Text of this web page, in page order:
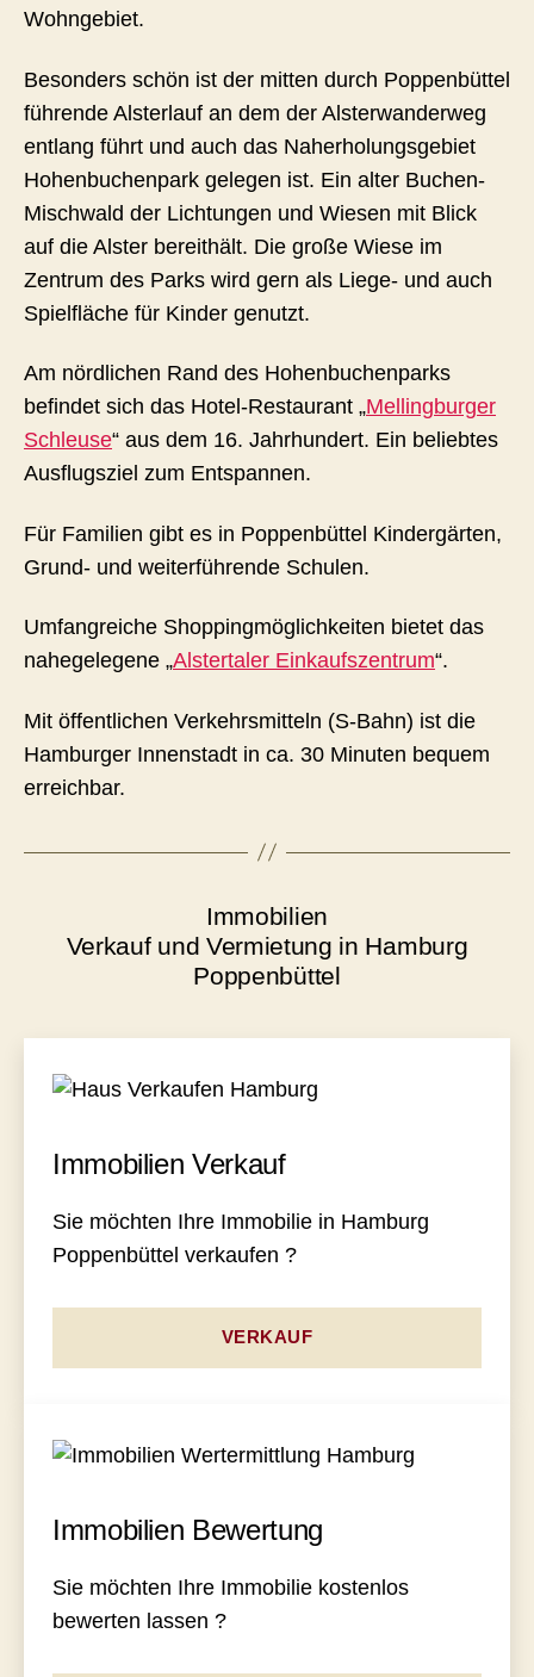
Wohngebiet.
Besonders schön ist der mitten durch Poppenbüttel
führende Alsterlauf an dem der Alsterwanderweg
entlang führt und auch das Naherholungsgebiet
Hohenbuchenpark gelegen ist. Ein alter Buchen-
Mischwald der Lichtungen und Wiesen mit Blick
auf die Alster bereithält. Die große Wiese im
Zentrum des Parks wird gern als Liege- und auch
Spielfläche für Kinder genutzt.
Am nördlichen Rand des Hohenbuchenparks
befindet sich das Hotel-Restaurant „Mellingburger
Schleuse“ aus dem 16. Jahrhundert. Ein beliebtes
Ausflugsziel zum Entspannen.
Für Familien gibt es in Poppenbüttel Kindergärten,
Grund- und weiterführende Schulen.
Umfangreiche Shoppingmöglichkeiten bietet das
nahegelegene „Alstertaler Einkaufszentrum“.
Mit öffentlichen Verkehrsmitteln (S-Bahn) ist die
Hamburger Innenstadt in ca. 30 Minuten bequem
erreichbar.
Immobilien
Verkauf und Vermietung in Hamburg
Poppenbüttel
Immobilien Verkauf
Sie möchten Ihre Immobilie in Hamburg
Poppenbüttel verkaufen ?
VERKAUF
Immobilien Bewertung
Sie möchten Ihre Immobilie kostenlos
bewerten lassen ?